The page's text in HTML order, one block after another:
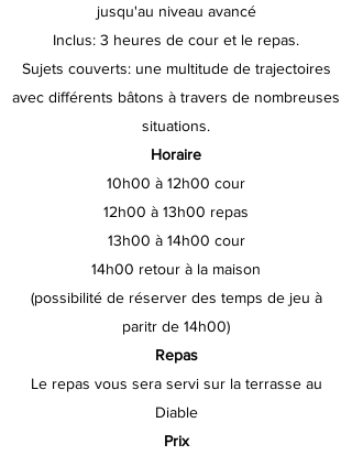
jusqu'au niveau avancé
Inclus: 3 heures de cour et le repas.
Sujets couverts: une multitude de trajectoires
avec différents bâtons à travers de nombreuses
situations.
Horaire​
10h00 à 12h00 cour
12h00 à 13h00 repas
13h00 à 14h00 cour
14h00 retour à la maison
(possibilité de réserver des temps de jeu à
paritr de 14h00)
Repas
Le repas vous sera servi sur la terrasse au
Diable
Prix